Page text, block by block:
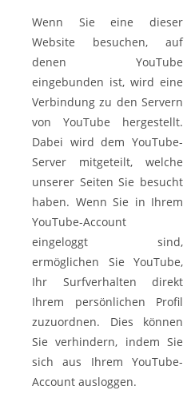
Wenn Sie eine dieser
Website besuchen, auf
denen YouTube
eingebunden ist, wird eine
Verbindung zu den Servern
von YouTube hergestellt.
Dabei wird dem YouTube-
Server mitgeteilt, welche
unserer Seiten Sie besucht
haben. Wenn Sie in Ihrem
YouTube-Account
eingeloggt sind,
ermöglichen Sie YouTube,
Ihr Surfverhalten direkt
Ihrem persönlichen Profil
zuzuordnen. Dies können
Sie verhindern, indem Sie
sich aus Ihrem YouTube-
Account ausloggen.